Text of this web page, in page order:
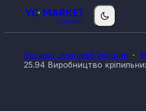
Каталог компаній України
25.94 Виробництво